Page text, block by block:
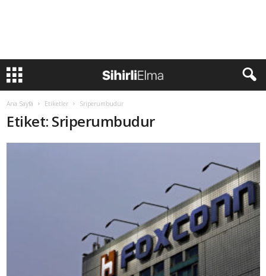
Ana Sayfa Etiketler Sriperumbudur
Etiket: Sriperumbudur